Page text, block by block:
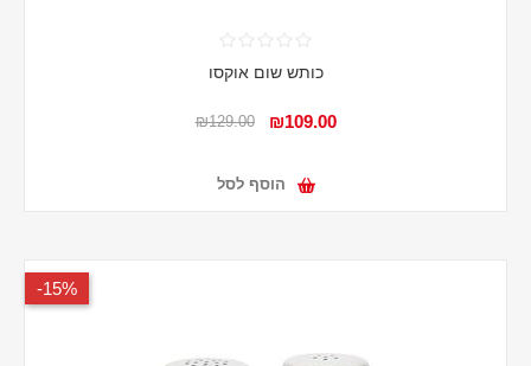
כותש שום אוקסו
₪109.00
₪129.00
הוסף לסל
15%-